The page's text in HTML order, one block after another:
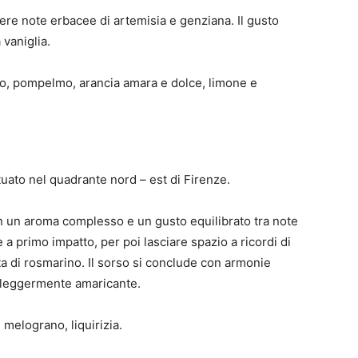
note erbacee di artemisia e genziana. Il gusto
pompelmo, arancia amara e dolce, limone e
nel quadrante nord – est di Firenze.
aroma complesso e un gusto equilibrato tra note
a primo impatto, per poi lasciare spazio a ricordi di
di rosmarino. Il sorso si conclude con armonie
amaricante.
melograno, liquirizia.